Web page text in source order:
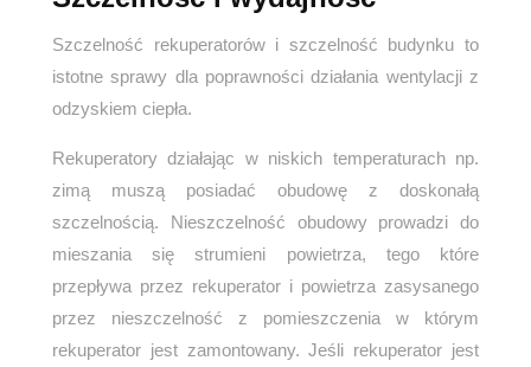
Szczelność rekuperatorów i szczelność budynku to
istotne sprawy dla poprawności działania wentylacji z
odzyskiem ciepła.
Rekuperatory działając w niskich temperaturach np.
zimą muszą posiadać obudowę z doskonałą
szczelnością. Nieszczelność obudowy prowadzi do
mieszania się strumieni powietrza, tego które
przepływa przez rekuperator i powietrza zasysanego
przez nieszczelność z pomieszczenia w którym
rekuperator jest zamontowany. Jeśli rekuperator jest